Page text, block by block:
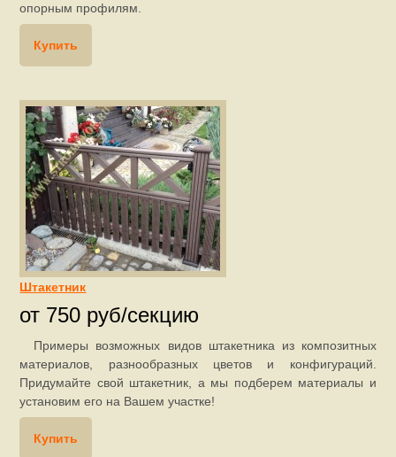
опорным профилям.
Купить
Штакетник
от 750 руб/секцию
Примеры возможных видов штакетника из композитных
материалов, разнообразных цветов и конфигураций.
Придумайте свой штакетник, а мы подберем материалы и
установим его на Вашем участке!
Купить